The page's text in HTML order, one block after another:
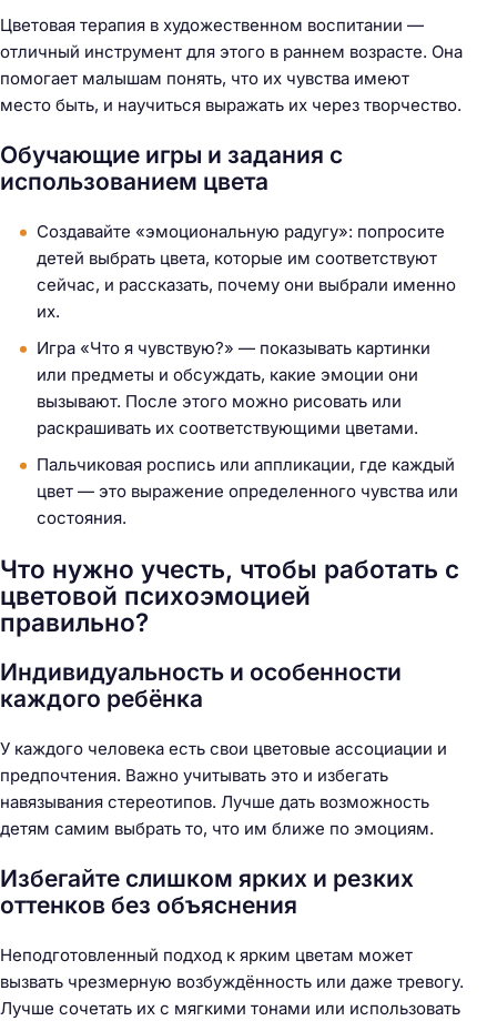
Цветовая терапия в художественном воспитании —
отличный инструмент для этого в раннем возрасте. Она
помогает малышам понять, что их чувства имеют
место быть, и научиться выражать их через творчество.
Обучающие игры и задания с
использованием цвета
Создавайте «эмоциональную радугу»: попросите
детей выбрать цвета, которые им соответствуют
сейчас, и рассказать, почему они выбрали именно
их.
Игра «Что я чувствую?» — показывать картинки
или предметы и обсуждать, какие эмоции они
вызывают. После этого можно рисовать или
раскрашивать их соответствующими цветами.
Пальчиковая роспись или аппликации, где каждый
цвет — это выражение определенного чувства или
состояния.
Что нужно учесть, чтобы работать с
цветовой психоэмоцией
правильно?
Индивидуальность и особенности
каждого ребёнка
У каждого человека есть свои цветовые ассоциации и
предпочтения. Важно учитывать это и избегать
навязывания стереотипов. Лучше дать возможность
детям самим выбрать то, что им ближе по эмоциям.
Избегайте слишком ярких и резких
оттенков без объяснения
Неподготовленный подход к ярким цветам может
вызвать чрезмерную возбуждённость или даже тревогу.
Лучше сочетать их с мягкими тонами или использовать